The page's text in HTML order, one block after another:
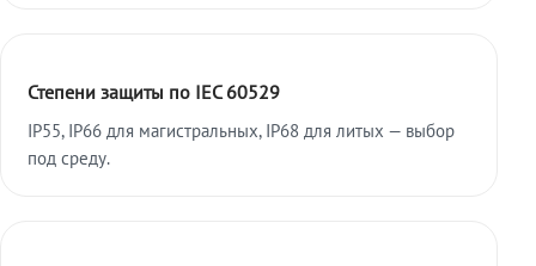
Степени защиты по IEC 60529
IP55, IP66 для магистральных, IP68 для литых — выбор
под среду.